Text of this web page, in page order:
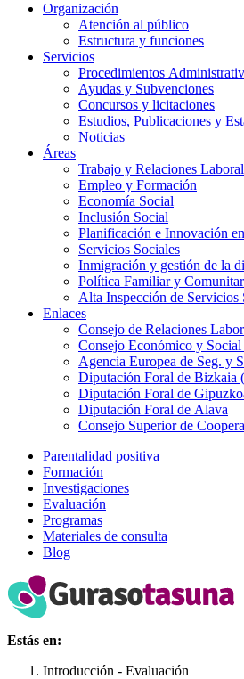
Organización
Atención al público
Estructura y funciones
Servicios
Procedimientos
Ayudas y Subvenciones
Concursos y licitaciones
Estudios, Publicaciones y
Noticias
Áreas
Trabajo y Relaciones
Empleo y Formación
Economía Social
Inclusión Social
Planificación e Innovación
Servicios Sociales
Inmigración y gestión de la
Política Familiar y
Alta Inspección de Servicios
Enlaces
Consejo de Relaciones
Consejo Económico y Social
Agencia Europea de Seg. y
Diputación Foral de Bizkaia
Diputación Foral de
Diputación Foral de Alava
Consejo Superior de
Parentalidad positiva
Formación
Investigaciones
Evaluación
Programas
Materiales de consulta
Blog
Estás en:
Introducción - Evaluación